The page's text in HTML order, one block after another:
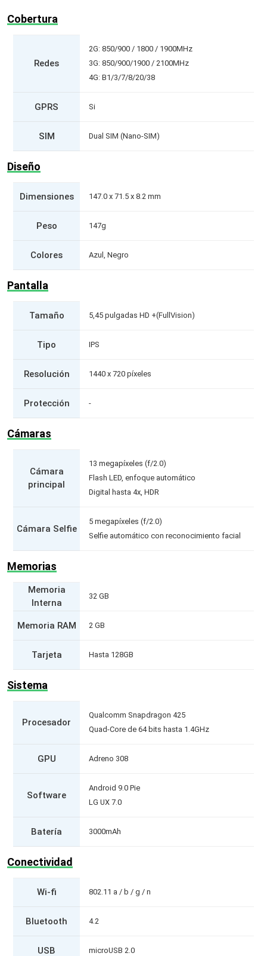
Cobertura
Redes
2G: 850/900 / 1800 / 1900MHz
3G: 850/900/1900 / 2100MHz
4G: B1/3/7/8/20/38
GPRS Si
SIM Dual SIM (Nano-SIM)
Diseño
Dimensiones 147.0 x 71.5 x 8.2 mm
Peso 147g
Colores Azul, Negro
Pantalla
Tamaño 5,45 pulgadas HD +(FullVision)
Tipo IPS
Resolución 1440 x 720 píxeles
Protección -
Cámaras
Cámara
principal
13 megapíxeles (f/2.0)
Flash LED, enfoque automático
Digital hasta 4x, HDR
Cámara Selfie
5 megapíxeles (f/2.0)
Selfie automático con reconocimiento facial
Memorias
Memoria
Interna
32 GB
Memoria RAM 2 GB
Tarjeta Hasta 128GB
Sistema
Procesador
Qualcomm Snapdragon 425
Quad-Core de 64 bits hasta 1.4GHz
GPU Adreno 308
Software
Android 9.0 Pie
LG UX 7.0
Batería 3000mAh
Conectividad
Wi-fi 802.11 a / b / g / n
Bluetooth 4.2
USB microUSB 2.0